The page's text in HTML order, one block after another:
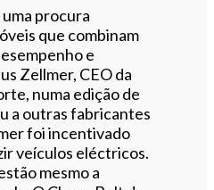
uma procura
que combinam
e
Zellmer, CEO da
numa edição de
a outras fabricantes
foi incentivado
veículos eléctricos.
mesmo a